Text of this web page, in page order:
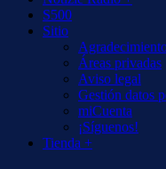
S500
Sitio
Áreas privadas
Aviso legal
Gestión datos
miCuenta
¡Síguenos!
Tienda +